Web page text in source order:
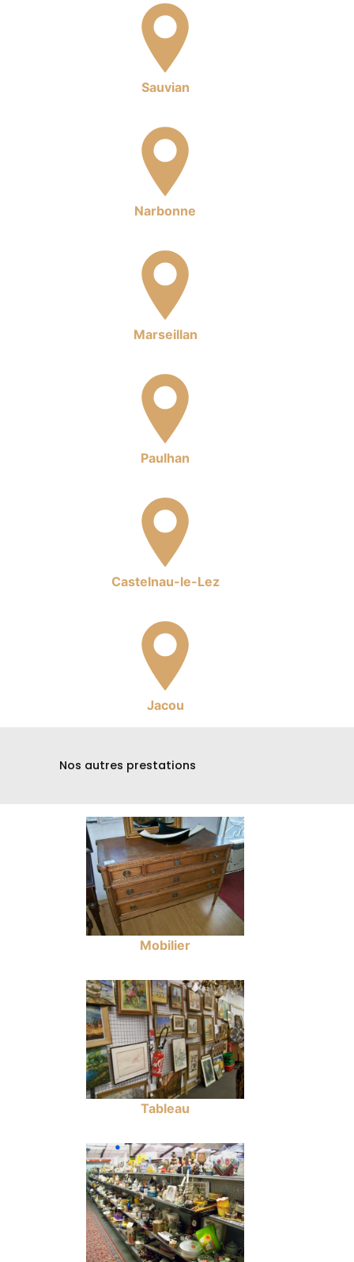
Sauvian
Narbonne
Marseillan
Paulhan
Castelnau-le-Lez
Jacou
Nos autres prestations
Mobilier
Tableau